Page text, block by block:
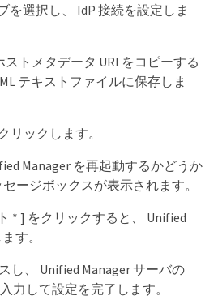
を選択し、 IdP 接続を設定しま
ストメタデータ URI をコピーする
テキストファイルに保存しま
リックします。
Manager を再起動するかどうか
ージボックスが表示されます。
* ] をクリックすると、 Unified
す。
し、 Unified Manager サーバの
力して設定を完了します。